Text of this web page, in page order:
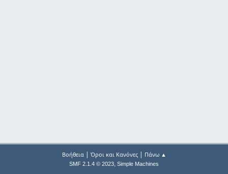
Βοήθεια| Όροι και Κανόνες| Πάνω ▲
SMF 2.1.4 © 2023, Simple Machines